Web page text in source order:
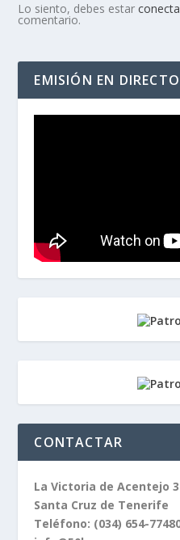
Lo siento, debes estar
comentario.
EMISIÓN EN DIRECTO
CONTACTAR
La Victoria de Acentejo
Santa Cruz de Tenerife
Teléfono: (034) 654-